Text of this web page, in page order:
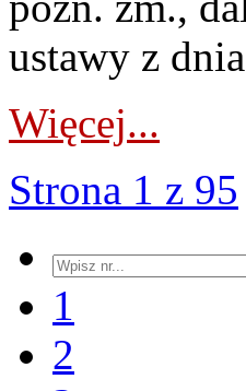
ustawy z
Więcej...
Strona 1 z 95
1
2